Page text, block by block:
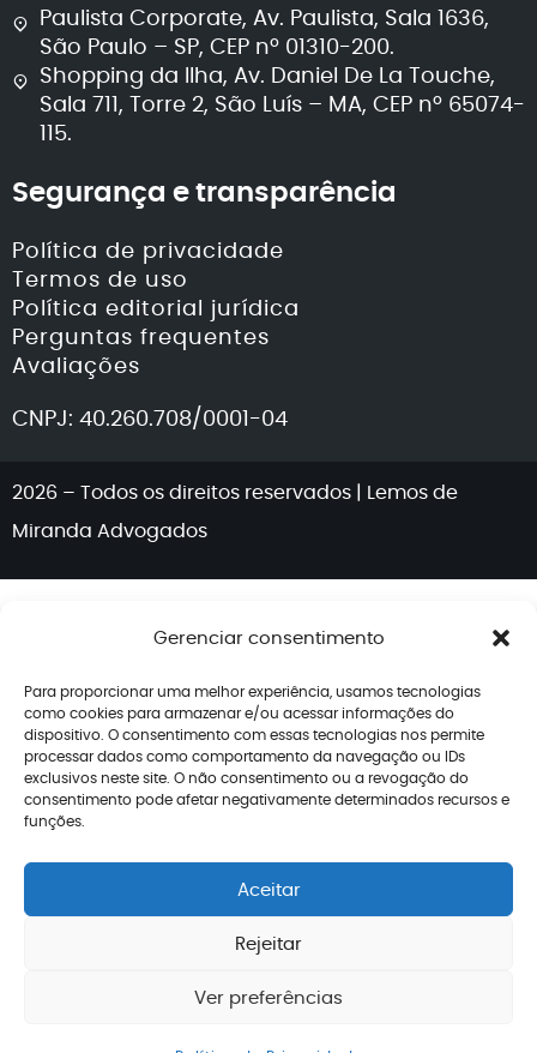
Gerenciar consentimento
Para proporcionar uma melhor experiência, usamos tecnologias
como cookies para armazenar e/ou acessar informações do
dispositivo. O consentimento com essas tecnologias nos permite
processar dados como comportamento da navegação ou IDs
exclusivos neste site. O não consentimento ou a revogação do
consentimento pode afetar negativamente determinados recursos e
funções.
Aceitar
Rejeitar
Ver preferências
Paulista Corporate, Av. Paulista, Sala 1636,
São Paulo – SP, CEP nº 01310-200.
Shopping da Ilha, Av. Daniel De La Touche,
Sala 711, Torre 2, São Luís – MA, CEP nº 65074-
115.
Segurança e transparência
Política de privacidade
Termos de uso
Política editorial jurídica
Perguntas frequentes
Avaliações
CNPJ: 40.260.708/0001-04
2026 – Todos os direitos reservados | Lemos de
Miranda Advogados